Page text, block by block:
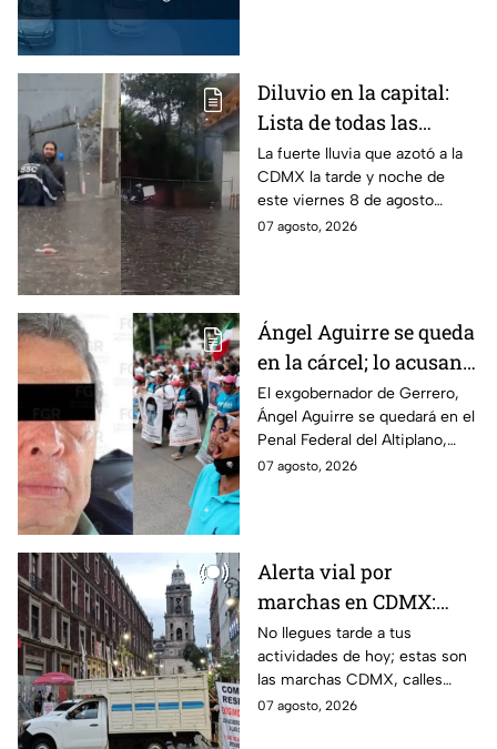
Diluvio en la capital:
Lista de todas las
inundaciones en CDMX
HOY viernes 7 de
agosto
La fuerte lluvia que azotó a la
CDMX la tarde y noche de
este viernes 8 de agosto
provocó inundaciones y otras
07 agosto, 2026
Ángel Aguirre se queda
en la cárcel; lo acusan
de destruir
información del caso
Ayotzinapa
El exgobernador de Gerrero,
Ángel Aguirre se quedará en el
Penal Federal del Altiplano,
luego de que fue detenido ayer
07 agosto, 2026
Alerta vial por
marchas en CDMX:
Manifestantes retiran
bloqueo en Canela y Eje
3 Sur, colonia Granjas
México
No llegues tarde a tus
actividades de hoy; estas son
las marchas CDMX, calles
cerradas y bloqueos que
07 agosto, 2026